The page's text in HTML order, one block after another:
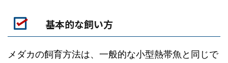
基本的な飼い方
メダカの飼育方法は、一般的な小型熱帯魚と同じで